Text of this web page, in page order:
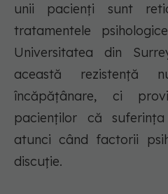
unii pacienți sunt
tratamentele
Universitatea din
această rezistență
încăpățânare, ci
pacienților că
atunci când factorii
discuție.